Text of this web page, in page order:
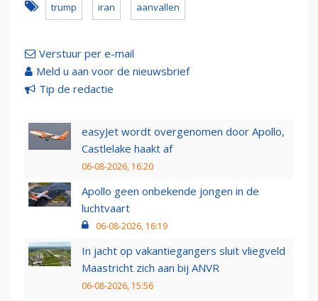
trump iran aanvallen
Verstuur per e-mail
Meld u aan voor de nieuwsbrief
Tip de redactie
easyJet wordt overgenomen door Apollo,
Castlelake haakt af
06-08-2026, 16:20
Apollo geen onbekende jongen in de
luchtvaart
06-08-2026, 16:19
In jacht op vakantiegangers sluit vliegveld
Maastricht zich aan bij ANVR
06-08-2026, 15:56